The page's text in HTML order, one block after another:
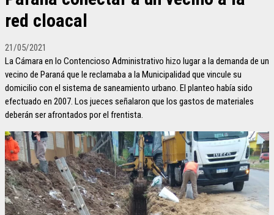
red cloacal
21/05/2021
La Cámara en lo Contencioso Administrativo hizo lugar a la demanda de un
vecino de Paraná que le reclamaba a la Municipalidad que vincule su
domicilio con el sistema de saneamiento urbano. El planteo había sido
efectuado en 2007. Los jueces señalaron que los gastos de materiales
deberán ser afrontados por el frentista.